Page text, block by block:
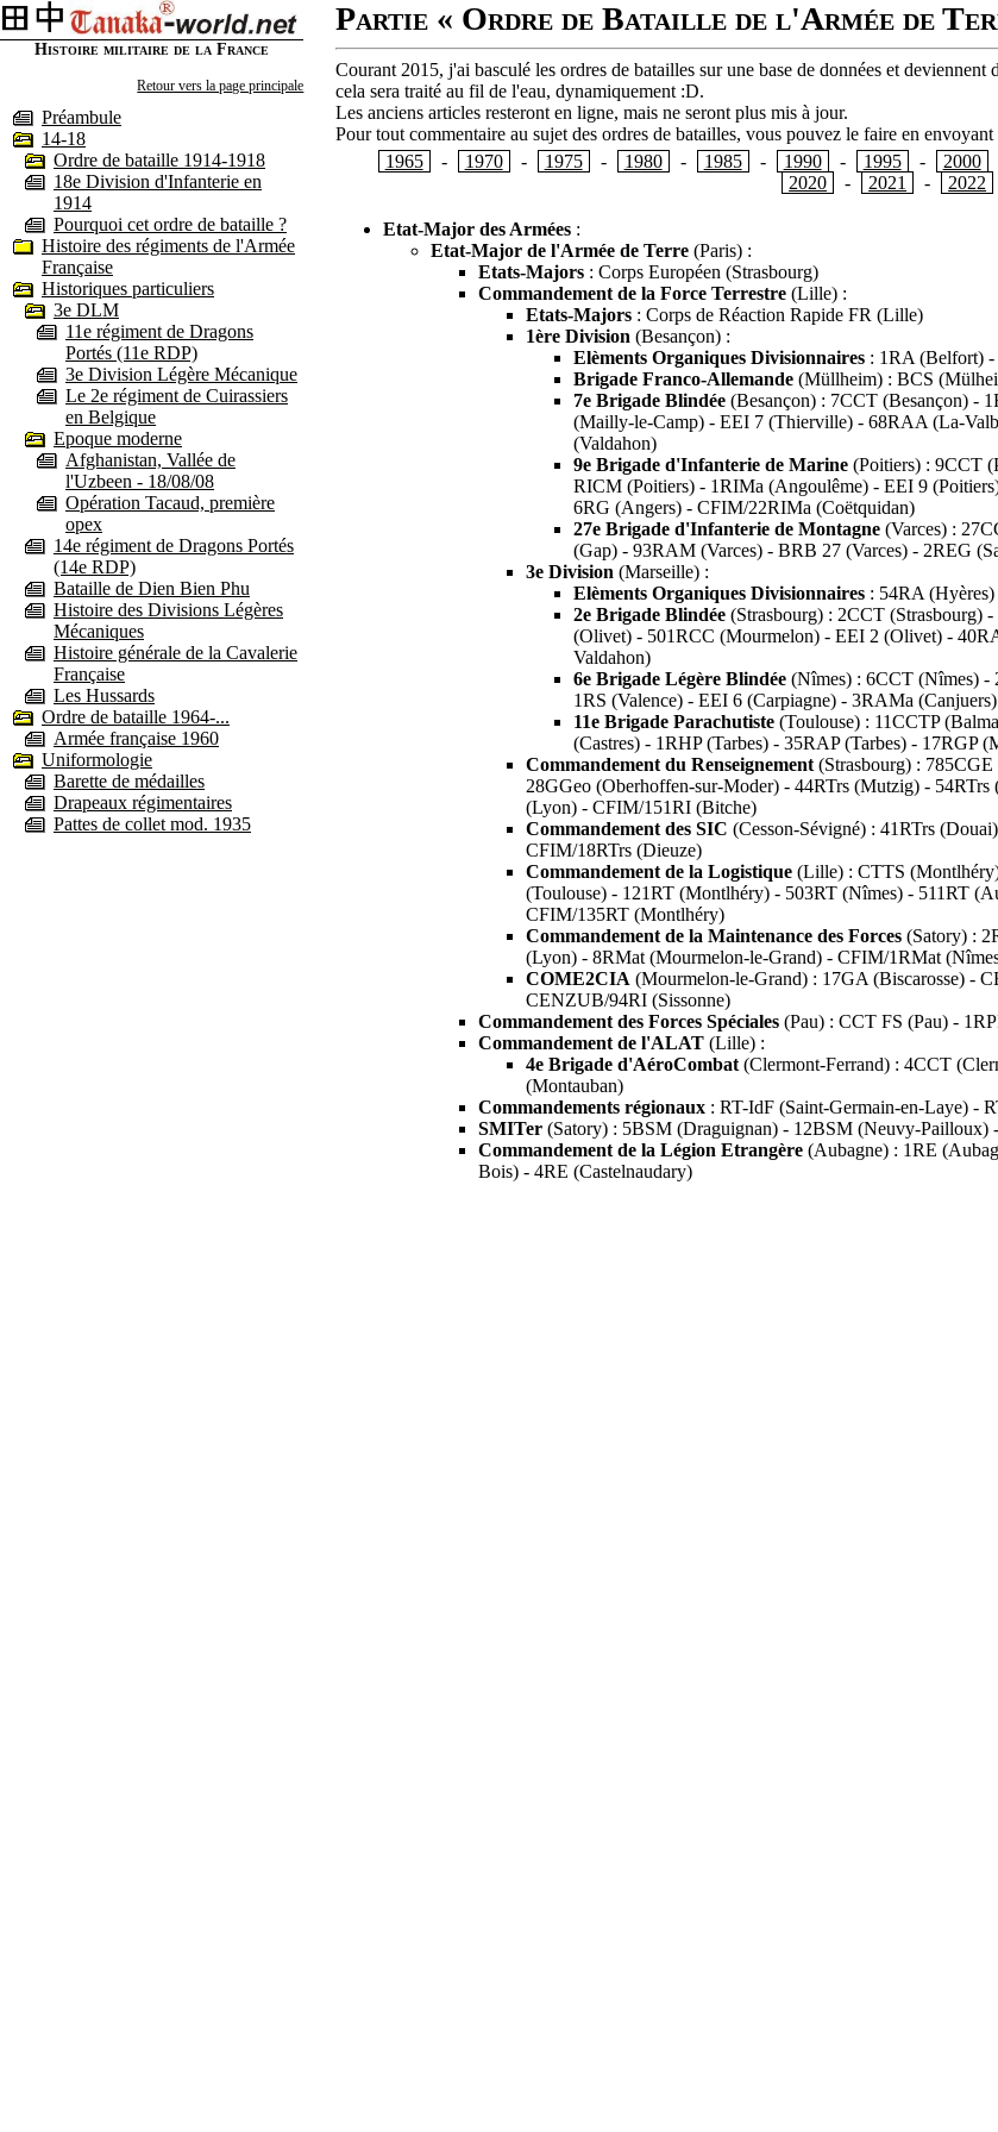
Histoire militaire de la France
Retour vers la page principale
Préambule
14-18
Ordre de bataille 1914-1918
18e Division d'Infanterie en
1914
Pourquoi cet ordre de bataille ?
Histoire des régiments de l'Armée
Française
Historiques particuliers
3e DLM
11e régiment de Dragons
Portés (11e RDP)
3e Division Légère Mécanique
Le 2e régiment de Cuirassiers
en Belgique
Epoque moderne
Afghanistan, Vallée de
l'Uzbeen - 18/08/08
Opération Tacaud, première
opex
14e régiment de Dragons Portés
(14e RDP)
Bataille de Dien Bien Phu
Histoire des Divisions Légères
Mécaniques
Histoire générale de la Cavalerie
Française
Les Hussards
Ordre de bataille 1964-...
Armée française 1960
Uniformologie
Barette de médailles
Drapeaux régimentaires
Pattes de collet mod. 1935
Partie « Ordre de Bataille de l'Armée de
Courant 2015, j'ai basculé les ordres de batailles sur une base de données et
cela sera traité au fil de l'eau, dynamiquement :D.
Les anciens articles resteront en ligne, mais ne seront plus mis à jour.
Pour tout commentaire au sujet des ordres de batailles, vous pouvez le faire en
1965
- 1970 - 1975 - 1980 - 1985 - 1990 - 1995 - 2000
2020
- 2021 - 2022
Etat-Major des Armées :
Etat-Major de l'Armée de Terre (Paris) :
Etats-Majors : Corps Européen (Strasbourg)
Commandement de la Force Terrestre (Lille) :
Etats-Majors : Corps de Réaction Rapide FR (Lille)
1ère Division (Besançon) :
Elèments Organiques Divisionnaires : 1RA (Belfort) -
Brigade Franco-Allemande (Müllheim) : BCS
7e Brigade Blindée (Besançon) : 7CCT (Besançon) -
(Mailly-le-Camp) - EEI 7 (Thierville) - 68RAA (La-
(Valdahon)
9e Brigade d'Infanterie de Marine (Poitiers) : 9CCT
RICM (Poitiers) - 1RIMa (Angoulême) - EEI 9
6RG (Angers) - CFIM/22RIMa (Coëtquidan)
27e Brigade d'Infanterie de Montagne (Varces) :
(Gap) - 93RAM (Varces) - BRB 27 (Varces) - 2REG
3e Division (Marseille) :
Elèments Organiques Divisionnaires : 54RA
2e Brigade Blindée (Strasbourg) : 2CCT (Strasbourg)
(Olivet) - 501RCC (Mourmelon) - EEI 2 (Olivet) -
Valdahon)
6e Brigade Légère Blindée (Nîmes) : 6CCT (Nîmes) -
1RS (Valence) - EEI 6 (Carpiagne) - 3RAMa
11e Brigade Parachutiste (Toulouse) : 11CCTP
(Castres) - 1RHP (Tarbes) - 35RAP (Tarbes) -
Commandement du Renseignement (Strasbourg) :
28GGeo (Oberhoffen-sur-Moder) - 44RTrs (Mutzig) -
(Lyon) - CFIM/151RI (Bitche)
Commandement des SIC (Cesson-Sévigné) : 41RTrs
CFIM/18RTrs (Dieuze)
Commandement de la Logistique (Lille) : CTTS
(Toulouse) - 121RT (Montlhéry) - 503RT (Nîmes) - 511RT
CFIM/135RT (Montlhéry)
Commandement de la Maintenance des Forces (Satory) :
(Lyon) - 8RMat (Mourmelon-le-Grand) - CFIM/1RMat
COME2CIA (Mourmelon-le-Grand) : 17GA (Biscarosse) -
CENZUB/94RI (Sissonne)
Commandement des Forces Spéciales (Pau) : CCT FS (Pau) -
Commandement de l'ALAT (Lille) :
4e Brigade d'AéroCombat (Clermont-Ferrand) : 4CCT
(Montauban)
Commandements régionaux : RT-IdF (Saint-Germain-en-Laye) -
SMITer (Satory) : 5BSM (Draguignan) - 12BSM (Neuvy-
Commandement de la Légion Etrangère (Aubagne) : 1RE
Bois) - 4RE (Castelnaudary)